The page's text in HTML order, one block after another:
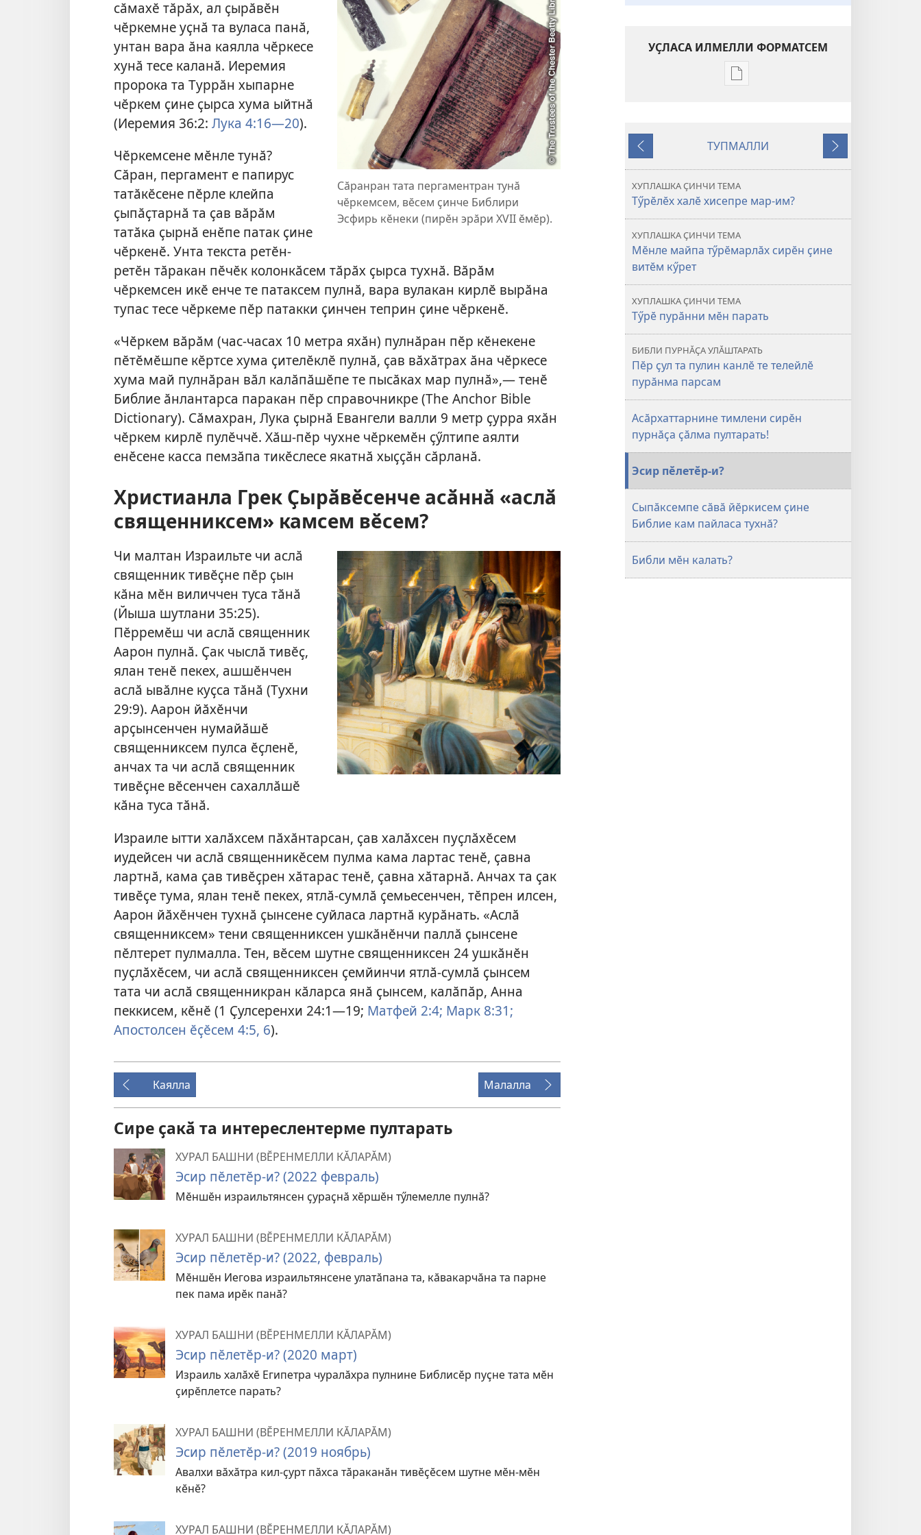
Сӑранран тата пергаментран тунӑ
чӗркемсем, вӗсем ҫинче Библири
Эсфирь кӗнеки (пирӗн эрӑри XVII ӗмӗр).
сӑмахӗ тӑрӑх, ал ҫырӑвӗн
чӗркемне уҫнӑ та вуласа панӑ,
унтан вара ӑна каялла чӗркесе
хунӑ тесе каланӑ. Иеремия
пророка та Туррӑн хыпарне
чӗркем ҫине ҫырса хума ыйтнӑ
(Иеремия 36:2: Лука 4:16—20).
Чӗркемсене мӗнле тунӑ?
Сӑран, пергамент е папирус
татӑкӗсене пӗрле клейпа
ҫыпӑҫтарнӑ та ҫав вӑрӑм
татӑка ҫырнӑ енӗпе патак ҫине
чӗркенӗ. Унта текста ретӗн-
ретӗн тӑракан пӗчӗк колонкӑсем тӑрӑх ҫырса тухнӑ. Вӑрӑм
чӗркемсен икӗ енче те патаксем пулнӑ, вара вулакан кирлӗ вырӑна
тупас тесе чӗркеме пӗр патакки ҫинчен теприн ҫине чӗркенӗ.
«Чӗркем вӑрӑм (час-часах 10 метра яхӑн) пулнӑран пӗр кӗнекене
пӗтӗмӗшпе кӗртсе хума ҫителӗклӗ пулнӑ, ҫав вӑхӑтрах ӑна чӗркесе
хума май пулнӑран вӑл калӑпӑшӗпе те пысӑках мар пулнӑ»,— тенӗ
Библие ӑнлантарса паракан пӗр справочникре (The Anchor Bible
Dictionary). Сӑмахран, Лука ҫырнӑ Евангели валли 9 метр ҫурра яхӑн
чӗркем кирлӗ пулӗччӗ. Хӑш-пӗр чухне чӗркемӗн ҫӳлтипе аялти
енӗсене касса пемзӑпа тикӗслесе якатнӑ хыҫҫӑн сӑрланӑ.
Христианла Грек Ҫырӑвӗсенче асӑннӑ «аслӑ
священниксем» камсем вӗсем?
Чи малтан Израильте чи аслӑ
священник тивӗҫне пӗр ҫын
кӑна мӗн виличчен туса тӑнӑ
(Йыша шутлани 35:25).
Пӗрремӗш чи аслӑ священник
Аарон пулнӑ. Ҫак чыслӑ тивӗҫ,
ялан тенӗ пекех, ашшӗнчен
аслӑ ывӑлне куҫса тӑнӑ (Тухни
29:9). Аарон йӑхӗнчи
арҫынсенчен нумайӑшӗ
священниксем пулса ӗҫленӗ,
анчах та чи аслӑ священник
тивӗҫне вӗсенчен сахаллӑшӗ
кӑна туса тӑнӑ.
Израиле ытти халӑхсем пӑхӑнтарсан, ҫав халӑхсен пуҫлӑхӗсем
иудейсен чи аслӑ священникӗсем пулма кама лартас тенӗ, ҫавна
лартнӑ, кама ҫав тивӗҫрен хӑтарас тенӗ, ҫавна хӑтарнӑ. Анчах та ҫак
тивӗҫе тума, ялан тенӗ пекех, ятлӑ-сумлӑ ҫемьесенчен, тӗпрен илсен,
Аарон йӑхӗнчен тухнӑ ҫынсене суйласа лартнӑ курӑнать. «Аслӑ
священниксем» тени священниксен ушкӑнӗнчи паллӑ ҫынсене
пӗлтерет пулмалла. Тен, вӗсем шутне священниксен 24 ушкӑнӗн
пуҫлӑхӗсем, чи аслӑ священниксен ҫемйинчи ятлӑ-сумлӑ ҫынсем
тата чи аслӑ священникран кӑларса янӑ ҫынсем, калӑпӑр, Анна
пеккисем, кӗнӗ (1 Ҫулсеренхи 24:1—19; Матфей 2:4; Марк 8:31;
Апостолсен ӗҫӗсем 4:5, 6).
Каялла Малалла
Сире ҫакӑ та интереслентерме пултарать
ХУРАЛ БАШНИ (ВӖРЕНМЕЛЛИ КӐЛАРӐМ)
Эсир пӗлетӗр-и? (2022 февраль)
Мӗншӗн израильтянсен ҫураҫнӑ хӗршӗн тӳлемелле пулнӑ?
ХУРАЛ БАШНИ (ВӖРЕНМЕЛЛИ КӐЛАРӐМ)
Эсир пӗлетӗр-и? (2022, февраль)
Мӗншӗн Иегова израильтянсене улатӑпана та, кӑвакарчӑна та парне
пек пама ирӗк панӑ?
ХУРАЛ БАШНИ (ВӖРЕНМЕЛЛИ КӐЛАРӐМ)
Эсир пӗлетӗр-и? (2020 март)
Израиль халӑхӗ Египетра чуралӑхра пулнине Библисӗр пуҫне тата мӗн
ҫирӗплетсе парать?
ХУРАЛ БАШНИ (ВӖРЕНМЕЛЛИ КӐЛАРӐМ)
Эсир пӗлетӗр-и? (2019 ноябрь)
Авалхи вӑхӑтра кил-ҫурт пӑхса тӑраканӑн тивӗҫӗсем шутне мӗн-мӗн
кӗнӗ?
ХУРАЛ БАШНИ (ВӖРЕНМЕЛЛИ КӐЛАРӐМ)
УҪЛАСА ИЛМЕЛЛИ ФОРМАТСЕМ
Публикацине
ХУРАЛ
Мӗншӗн
тӳрӗ
пурӑнмалла?
Каялла
ТУПМАЛЛИ
Малалла
ХУПЛАШКА ҪИНЧИ ТЕМА
Тӳрӗлӗх халӗ хисепре мар-им?
ХУПЛАШКА ҪИНЧИ ТЕМА
Мӗнле майпа тӳрӗмарлӑх сирӗн ҫине
витӗм кӳрет
ХУПЛАШКА ҪИНЧИ ТЕМА
Тӳрӗ пурӑнни мӗн парать
БИБЛИ ПУРНӐҪА УЛӐШТАРАТЬ
Пӗр ҫул та пулин канлӗ те телейлӗ
пурӑнма парсам
Асӑрхаттарнине тимлени сирӗн
пурнӑҫа ҫӑлма пултарать!
Эсир пӗлетӗр-и?
Сыпӑксемпе сӑвӑ йӗркисем ҫине
Библие кам пайласа тухнӑ?
Библи мӗн калать?